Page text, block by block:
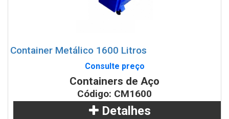
Container Metálico 1600 Litros
Consulte preço
Containers de Aço
Código: CM1600
Detalhes